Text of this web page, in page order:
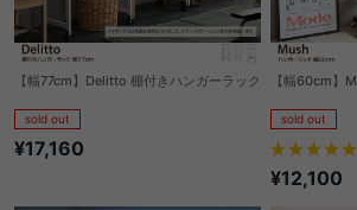
【幅77cm】Delitto 棚付きハンガーラック
sold out
¥17,160
【幅60cm】
sold out
¥12,100